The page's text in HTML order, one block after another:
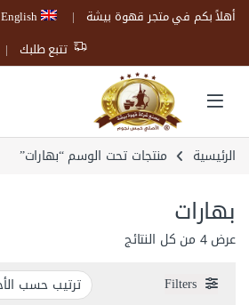
Skip to navigation
Skip to content
أهلاً بكم في متجر قهوة بيشة
English
تتبع طلبك
Open
الرئيسية منتجات تحت الوسم “بهارات”
بهارات
عرض ⁦4⁩ من كل النتائج
تم الفرز حسب الأحدث
Filters